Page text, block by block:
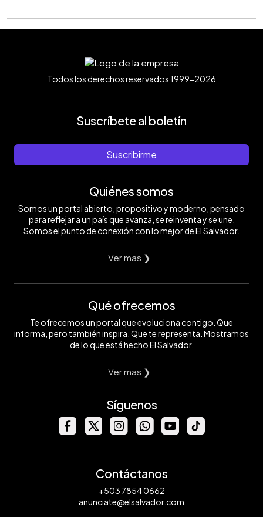
Todos los derechos reservados 1999-2026
Suscríbete al boletín
Suscribirme
Quiénes somos
Somos un portal abierto, propositivo y moderno, pensado
para reflejar a un país que avanza, se reinventa y se une.
Somos el punto de conexión con lo mejor de El Salvador.
Ver mas ❯
Qué ofrecemos
Te ofrecemos un portal que evoluciona contigo. Que
informa, pero también inspira. Que te representa. Mostramos
de lo que está hecho El Salvador.
Ver mas ❯
Síguenos
Contáctanos
+503 7854 0662
anunciate@elsalvador.com